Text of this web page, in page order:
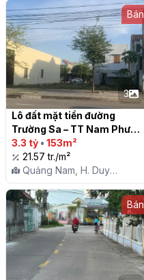
Bán
3
Lô đất mặt tiền đường
Trường Sa – TT Nam Phước
– gần Sát quốc Lộ 1A –
153m2
3.3 tỷ • 153m²
21.57 tr./m²
Quảng Nam, H. Duy
Xuyên, Tt. Nam Phước
Bán